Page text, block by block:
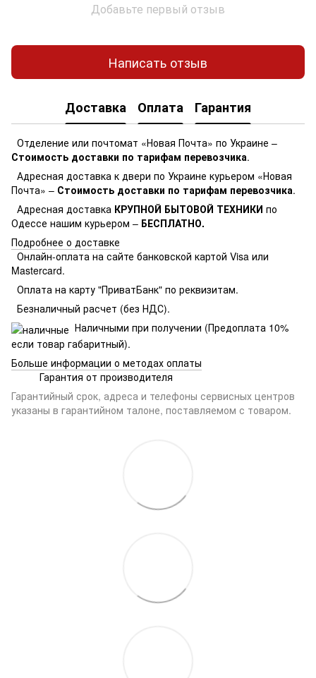
Добавьте первый отзыв
Написать отзыв
Доставка Оплата Гарантия
Отделение или почтомат «Новая Почта» по Украине –
Стоимость доставки по тарифам перевозчика.
Адресная доставка к двери по Украине курьером «Новая
Почта» – Стоимость доставки по тарифам перевозчика.
Адресная доставка КРУПНОЙ БЫТОВОЙ ТЕХНИКИ по
Одессе нашим курьером – БЕСПЛАТНО.
Подробнее о доставке
Онлайн-оплата на сайте банковской картой Visa или
Mastercard.
Оплата на карту "ПриватБанк" по реквизитам.
Безналичный расчет (без НДС).
Наличными при получении (Предоплата 10%
если товар габаритный).
Больше информации о методах оплаты
Гарантия от производителя
Гарантийный срок, адреса и телефоны сервисных центров
указаны в гарантийном талоне, поставляемом с товаром.